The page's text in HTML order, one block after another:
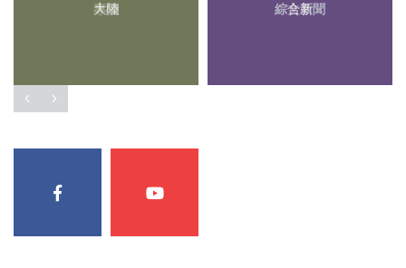
大陸 綜合新聞
專欄 文教